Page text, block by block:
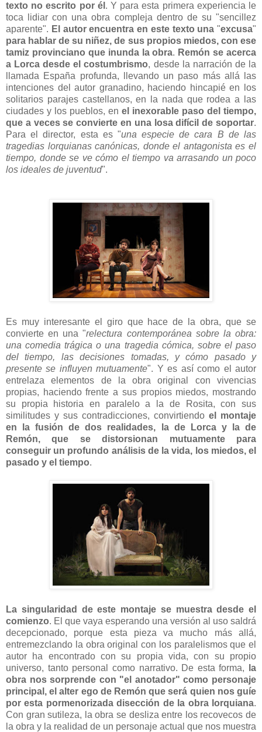
texto no escrito por él . Y para esta primera experiencia le
toca lidiar con una obra compleja dentro de su "sencillez
aparente". El autor encuentra en este texto una "excusa"
para hablar de su niñez, de sus propios miedos, con ese
tamiz provinciano que inunda la obra. Remón se acerca
a Lorca desde el costumbrismo, desde la narración de la
llamada España profunda, llevando un paso más allá las
intenciones del autor granadino, haciendo hincapié en los
solitarios parajes castellanos, en la nada que rodea a las
ciudades y los pueblos, en el inexorable paso del tiempo,
que a veces se convierte en una losa difícil de soportar.
Para el director, esta es "una especie de cara B de las
tragedias lorquianas canónicas, donde el antagonista es el
tiempo, donde se ve cómo el tiempo va arrasando un poco
los ideales de juventud".
Es muy interesante el giro que hace de la obra, que se
convierte en una "relectura contemporánea sobre la obra:
una comedia trágica o una tragedia cómica, sobre el paso
del tiempo, las decisiones tomadas, y cómo pasado y
presente se influyen mutuamente". Y es así como el autor
entrelaza elementos de la obra original con vivencias
propias, haciendo frente a sus propios miedos, mostrando
su propia historia en paralelo a la de Rosita, con sus
similitudes y sus contradicciones, convirtiendo el montaje
en la fusión de dos realidades, la de Lorca y la de
Remón, que se distorsionan mutuamente para
conseguir un profundo análisis de la vida, los miedos, el
pasado y el tiempo.
La singularidad de este montaje se muestra desde el
comienzo. El que vaya esperando una versión al uso saldrá
decepcionado, porque esta pieza va mucho más allá,
entremezclando la obra original con los paralelismos que el
autor ha encontrado con su propia vida, con su propio
universo, tanto personal como narrativo. De esta forma,
la
obra nos sorprende con "el anotador" como personaje
principal, el alter ego de Remón que será quien nos guíe
por esta pormenorizada disección de la obra lorquiana.
Con gran sutileza, la obra se desliza entre los recovecos de
la obra y la realidad de un personaje actual que nos muestra